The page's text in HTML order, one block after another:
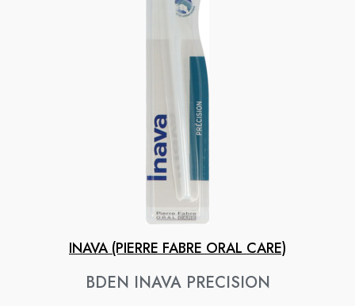
INAVA (PIERRE FABRE ORAL CARE)
BDEN INAVA PRECISION